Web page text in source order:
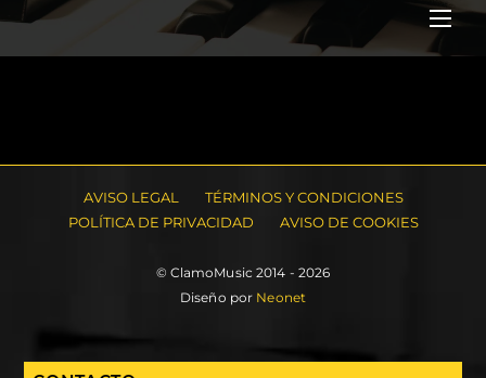
AVISO LEGAL
TÉRMINOS Y CONDICIONES
POLÍTICA DE PRIVACIDAD
AVISO DE COOKIES
© ClamoMusic 2014 - 2026
Diseño por Neonet